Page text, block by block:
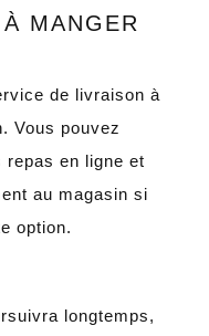
MANGER
de livraison à
Vous pouvez
repas en ligne et
au magasin si
option.
longtemps,